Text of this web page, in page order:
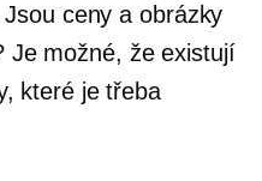
ceny a obrázky
Je možné, že existují
které je třeba